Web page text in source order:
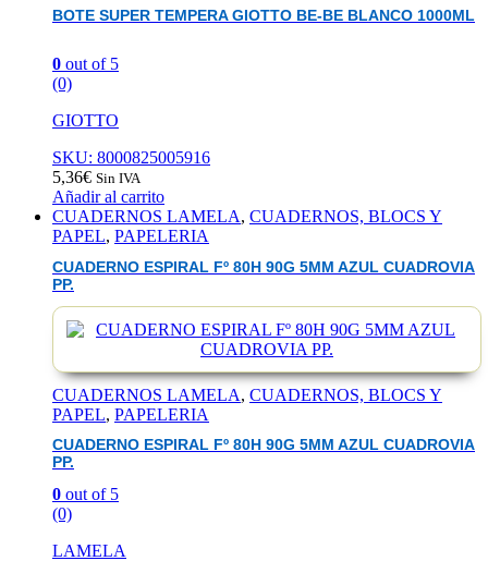
BOTE SUPER TEMPERA GIOTTO BE-BE BLANCO 1000ML
0 out of 5
(0)
GIOTTO
SKU: 8000825005916
5,36€ Sin IVA
Añadir al carrito
CUADERNOS LAMELA, CUADERNOS, BLOCS Y
PAPEL, PAPELERIA
CUADERNO ESPIRAL Fº 80H 90G 5MM AZUL CUADROVIA
PP.
CUADERNOS LAMELA, CUADERNOS, BLOCS Y
PAPEL, PAPELERIA
CUADERNO ESPIRAL Fº 80H 90G 5MM AZUL CUADROVIA
PP.
0 out of 5
(0)
LAMELA